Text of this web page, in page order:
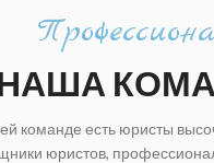
команде есть юристы
юристов,